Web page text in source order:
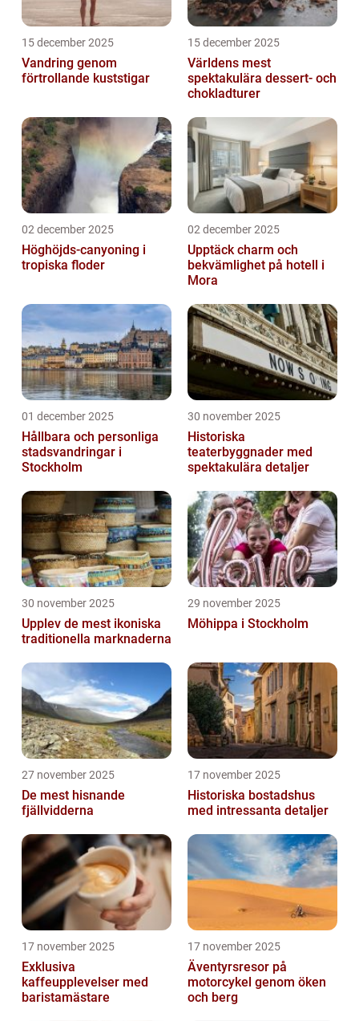
15 december 2025
Vandring genom
förtrollande kuststigar
15 december 2025
Världens mest
spektakulära dessert- och
chokladturer
02 december 2025
Höghöjds-canyoning i
tropiska floder
02 december 2025
Upptäck charm och
bekvämlighet på hotell i
Mora
01 december 2025
Hållbara och personliga
stadsvandringar i
Stockholm
30 november 2025
Historiska
teaterbyggnader med
spektakulära detaljer
30 november 2025
Upplev de mest ikoniska
traditionella marknaderna
29 november 2025
Möhippa i Stockholm
27 november 2025
De mest hisnande
fjällvidderna
17 november 2025
Historiska bostadshus
med intressanta detaljer
17 november 2025
Exklusiva
kaffeupplevelser med
baristamästare
17 november 2025
Äventyrsresor på
motorcykel genom öken
och berg